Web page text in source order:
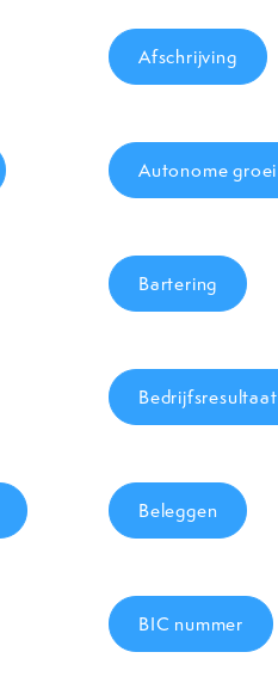
Afschrijving
Autonome groei
Bartering
Bedrijfsresultaat
Beleggen
BIC nummer